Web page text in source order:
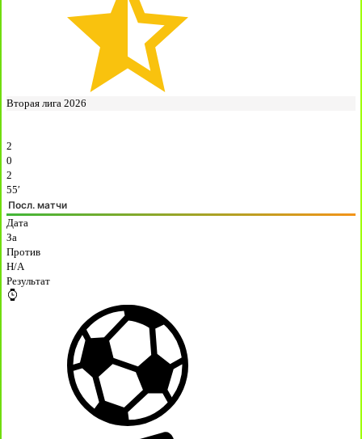
Вторая лига 2026
2
0
2
55′
Посл. матчи
Дата
За
Против
H/A
Результат